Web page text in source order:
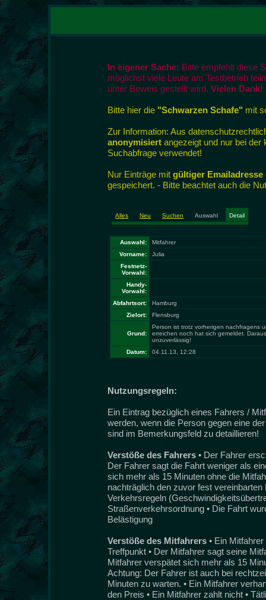
In eigener Sache: Bitte empfehlt diese
möglichst viele Leute am Testbetrieb
unter Beweis gestellt wird. Vielen Dank!
Bitte hier die "Schwarzen Schafe" mit
Zur Information: Aus
anonymisiert angezeigt und nur bei der
Suchabfrage verwendet!
Nur Einträge mit gültiger Emailadresse
gespeichert. - Bitte beachtet auch die
Alles Neu Suchen Auswahl Detail
Auswahl:
Mitfahrer
Vorname:
Julia
Festnetz-
Vorwahl:
Handy-
Vorwahl:
Abfahrtsort:
Hamburg
Zielort:
Flensburg
Grund:
Person ist trotz vorherigen nachfragens
erreichen noch hat sich gemeldet.
unzuverlässig!
Datum:
04.11.13, 12:28
Nutzungsregeln:
Ein Eintrag bezüglich eines Fahrers /
werden, wenn die Person gegen eine
sind im Bemerkungsfeld zu detaillieren!
Verstöße des Fahrers • Der Fahrer
Der Fahrer sagt die Fahrt weniger als
sich mehr als 15 Minuten ohne die
nachträglich den zuvor fest
Verkehrsregeln
Straßenverkehrsordnung • Die Fahrt
Belästigung
Verstöße des Mitfahrers • Ein
Treffpunkt • Der Mitfahrer sagt seine
Mitfahrer verspätet sich mehr als 15
Achtung: Der Fahrer ist auch bei
Minuten zu warten. • Ein Mitfahrer
den Preis • Ein Mitfahrer zahlt nicht •